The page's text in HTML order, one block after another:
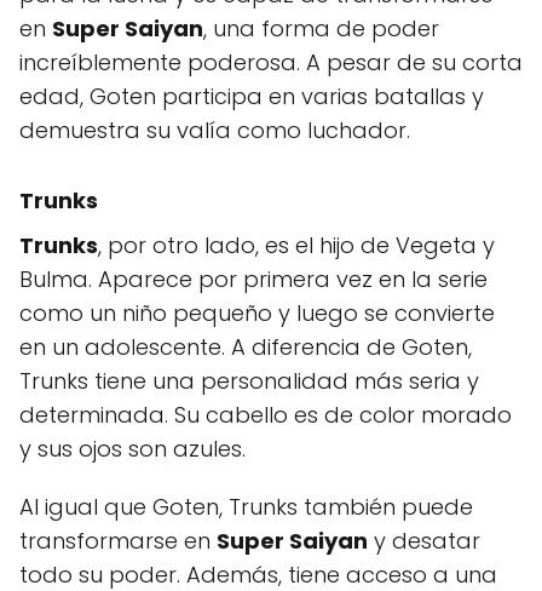
en Super Saiyan, una forma de poder
increíblemente poderosa. A pesar de su corta
edad, Goten participa en varias batallas y
demuestra su valía como luchador.
Trunks
Trunks, por otro lado, es el hijo de Vegeta y
Bulma. Aparece por primera vez en la serie
como un niño pequeño y luego se convierte
en un adolescente. A diferencia de Goten,
Trunks tiene una personalidad más seria y
determinada. Su cabello es de color morado
y sus ojos son azules.
Al igual que Goten, Trunks también puede
transformarse en Super Saiyan y desatar
todo su poder. Además, tiene acceso a una